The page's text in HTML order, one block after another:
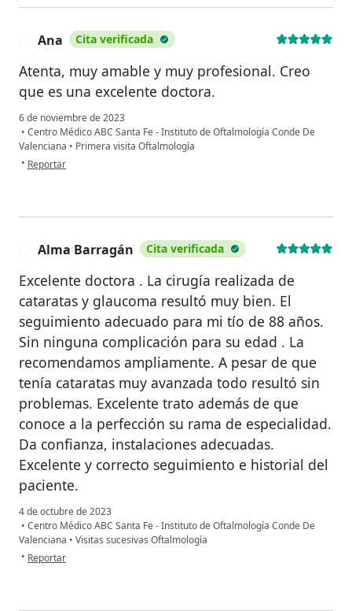
Ana Cita verificada
Atenta, muy amable y muy profesional. Creo
que es una excelente doctora.
6 de noviembre de 2023
• Centro Médico ABC Santa Fe - Instituto de Oftalmología Conde De
Valenciana • Primera visita Oftalmología
• en opinión del usuario Ana
Reportar
Alma Barragán Cita verificada
Excelente doctora . La cirugía realizada de
cataratas y glaucoma resultó muy bien. El
seguimiento adecuado para mi tío de 88 años.
Sin ninguna complicación para su edad . La
recomendamos ampliamente. A pesar de que
tenía cataratas muy avanzada todo resultó sin
problemas. Excelente trato además de que
conoce a la perfección su rama de especialidad.
Da confianza, instalaciones adecuadas.
Excelente y correcto seguimiento e historial del
paciente.
4 de octubre de 2023
• Centro Médico ABC Santa Fe - Instituto de Oftalmología Conde De
Valenciana • Visitas sucesivas Oftalmología
• en opinión del usuario Alma Barragán
Reportar